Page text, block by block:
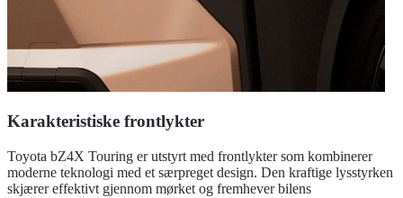
Karakteristiske frontlykter
Toyota bZ4X Touring er utstyrt med frontlykter som kombinerer
moderne teknologi med et særpreget design. Den kraftige lysstyrken
skjærer effektivt gjennom mørket og fremhever bilens